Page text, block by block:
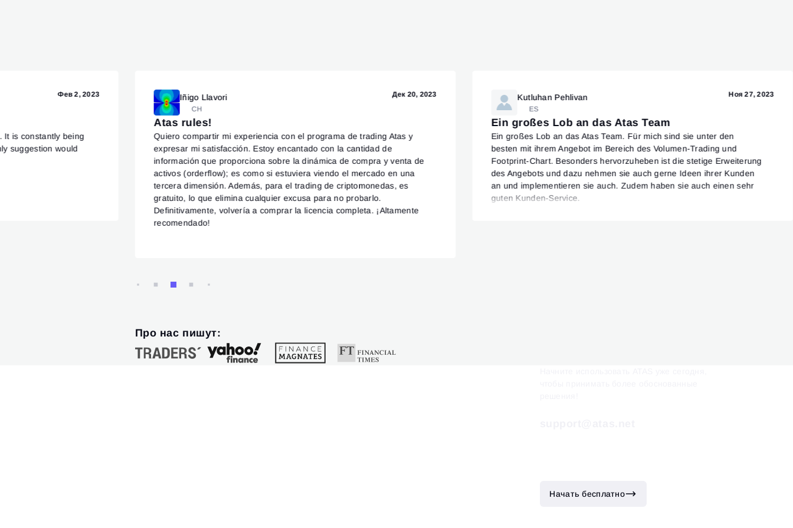
Фев 2, 2023
It is constantly being
suggestion would
Iñigo Llavori
CH
Дек 20, 2023
Atas rules!
Quiero compartir mi experiencia con el programa de trading Atas y
expresar mi satisfacción. Estoy encantado con la cantidad de
información que proporciona sobre la dinámica de compra y venta de
activos (orderflow); es como si estuviera viendo el mercado en una
tercera dimensión. Además, para el trading de criptomonedas, es
gratuito, lo que elimina cualquier excusa para no probarlo.
Definitivamente, volvería a comprar la licencia completa. ¡Altamente
recomendado!
Kutluhan Pehlivan
ES
Ноя 27, 2023
Ein großes Lob an das Atas Team
Ein großes Lob an das Atas Team. Für mich sind sie unter den
besten mit ihrem Angebot im Bereich des Volumen-Trading und
Footprint-Chart. Besonders hervorzuheben ist die stetige Erweiterung
des Angebots und dazu nehmen sie auch gerne Ideen ihrer Kunden
an und implementieren sie auch. Zudem haben sie auch einen sehr
guten Kunden-Service.
Про нас пишут:
Начать бесплатно